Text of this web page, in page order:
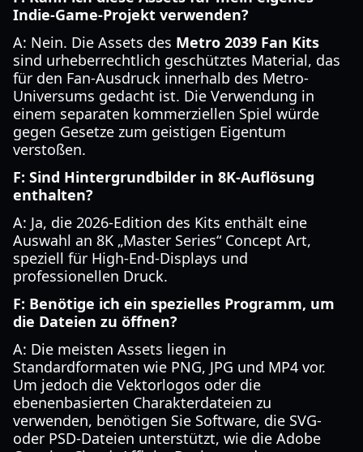
Indie-Game-Projekt verwenden?
A: Nein. Die Assets des Metro 2039 Fan Kits
sind urheberrechtlich geschütztes Material, das
für den Fan-Ausdruck innerhalb des Metro-
Universums gedacht ist. Die Verwendung in
einem separaten kommerziellen Spiel würde
gegen Gesetze zum geistigen Eigentum
verstoßen.
F: Sind Hintergrundbilder in 8K-Auflösung
enthalten?
A: Ja, die 2026-Edition des Kits enthält eine
Auswahl an 8K „Master Series“ Concept Art,
speziell für High-End-Displays und
professionellen Druck.
F: Benötige ich ein spezielles Programm, um
die Dateien zu öffnen?
A: Die meisten Assets liegen in
Standardformaten wie PNG, JPG und MP4 vor.
Um jedoch die Vektorlogos oder die
ebenenbasierten Charakterdateien zu
verwenden, benötigen Sie Software, die SVG-
oder PSD-Dateien unterstützt, wie die Adobe